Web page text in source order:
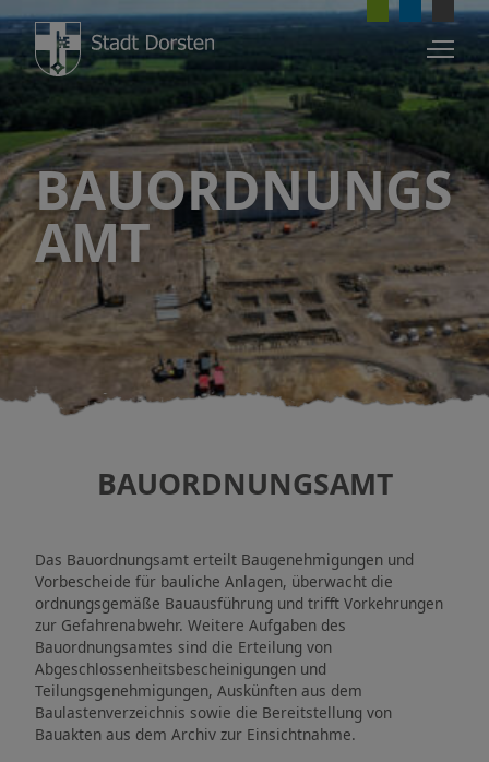
BAUORDNUNGS
AMT
BAUORDNUNGSAMT
Das Bauordnungsamt erteilt Baugenehmigungen und
Vorbescheide für bauliche Anlagen, überwacht die
ordnungsgemäße Bauausführung und trifft Vorkehrungen
zur Gefahrenabwehr. Weitere Aufgaben des
Bauordnungsamtes sind die Erteilung von
Abgeschlossenheitsbescheinigungen und
Teilungsgenehmigungen, Auskünften aus dem
Baulastenverzeichnis sowie die Bereitstellung von
Bauakten aus dem Archiv zur Einsichtnahme.